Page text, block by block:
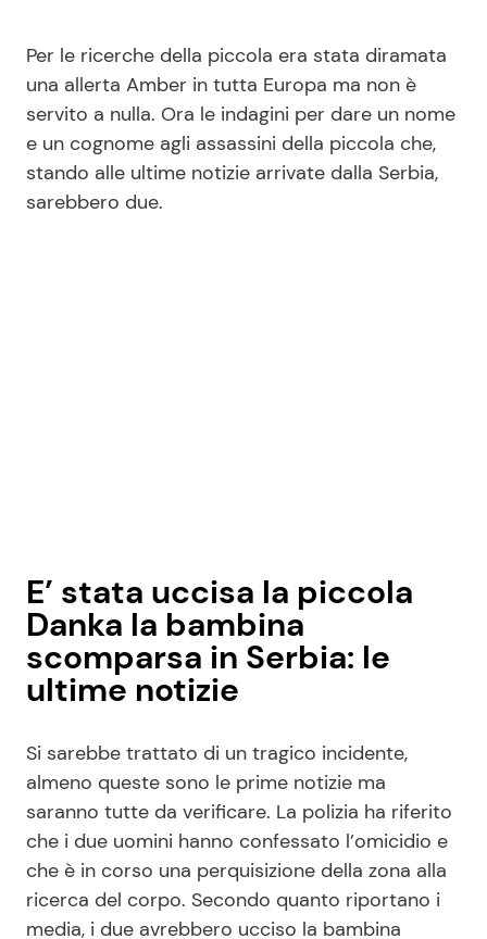
Per le ricerche della piccola era stata diramata
una allerta Amber in tutta Europa ma non è
servito a nulla. Ora le indagini per dare un nome
e un cognome agli assassini della piccola che,
stando alle ultime notizie arrivate dalla Serbia,
sarebbero due.
E’ stata uccisa la piccola
Danka la bambina
scomparsa in Serbia: le
ultime notizie
Si sarebbe trattato di un tragico incidente,
almeno queste sono le prime notizie ma
saranno tutte da verificare. La polizia ha riferito
che i due uomini hanno confessato l’omicidio e
che è in corso una perquisizione della zona alla
ricerca del corpo. Secondo quanto riportano i
media, i due avrebbero ucciso la bambina